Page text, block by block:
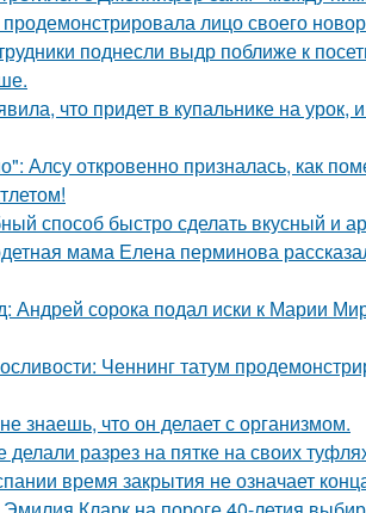
лицо своего
поднесли выдр поближе к
что придет в купальнике на урок,
откровенно призналась, как
способ быстро сделать вкусный и
мама Елена перминова
Андрей сорока подал иски к Марии
Ченнинг татум
знаешь, что он делает с организмом.
разрез на пятке на своих
время закрытия не означает